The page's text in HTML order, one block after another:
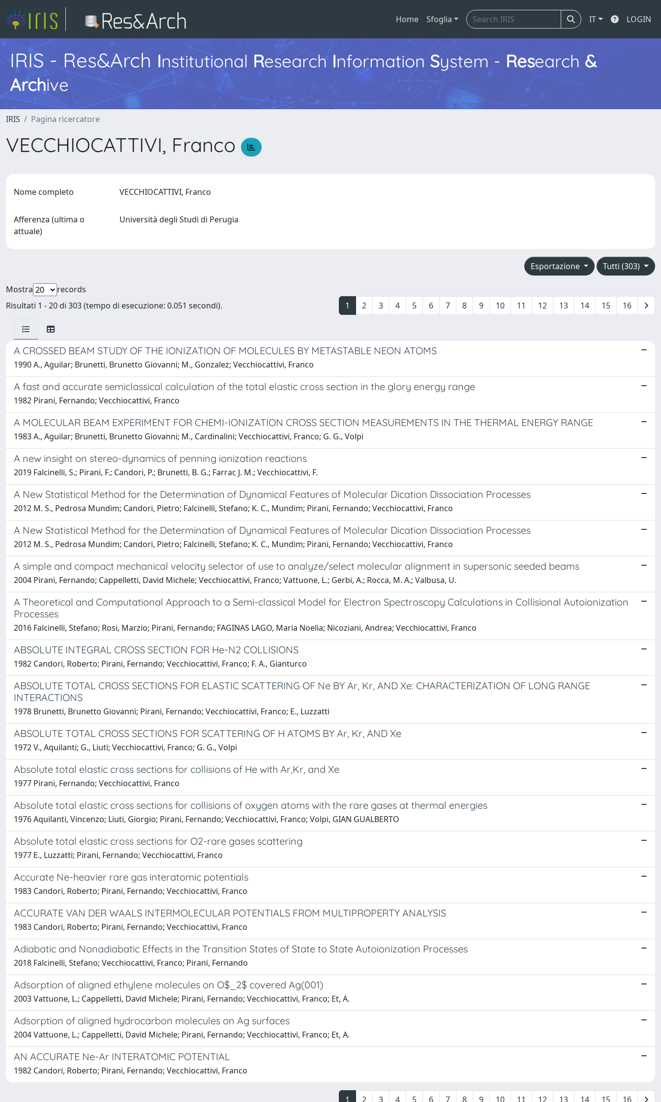
Home Sfoglia IT LOGIN
IRIS - Res&Arch Institutional Research Information System - Research &
Archive
IRIS Pagina ricercatore
VECCHIOCATTIVI, Franco
Nome completo VECCHIOCATTIVI, Franco
Afferenza (ultima o
attuale)
Università degli Studi di Perugia
Tutti (303)
Esportazione
Mostra
records
Risultati 1 - 20 di 303 (tempo di esecuzione: 0.051 secondi).
1 2 3 4 5 6 7 8 9 10 11 12 13 14 15 16
A CROSSED BEAM STUDY OF THE IONIZATION OF MOLECULES BY METASTABLE NEON ATOMS
1990 A., Aguilar; Brunetti, Brunetto Giovanni; M., Gonzalez; Vecchiocattivi, Franco
A fast and accurate semiclassical calculation of the total elastic cross section in the glory energy range
1982 Pirani, Fernando; Vecchiocattivi, Franco
A MOLECULAR BEAM EXPERIMENT FOR CHEMI-IONIZATION CROSS SECTION MEASUREMENTS IN THE THERMAL ENERGY RANGE
1983 A., Aguilar; Brunetti, Brunetto Giovanni; M., Cardinalini; Vecchiocattivi, Franco; G. G., Volpi
A new insight on stereo-dynamics of penning ionization reactions
2019 Falcinelli, S.; Pirani, F.; Candori, P.; Brunetti, B. G.; Farrar, J. M.; Vecchiocattivi, F.
A New Statistical Method for the Determination of Dynamical Features of Molecular Dication Dissociation Processes
2012 M. S., Pedrosa Mundim; Candori, Pietro; Falcinelli, Stefano; K. C., Mundim; Pirani, Fernando; Vecchiocattivi, Franco
A New Statistical Method for the Determination of Dynamical Features of Molecular Dication Dissociation Processes
2012 M. S., Pedrosa Mundim; Candori, Pietro; Falcinelli, Stefano; K. C., Mundim; Pirani, Fernando; Vecchiocattivi, Franco
A simple and compact mechanical velocity selector of use to analyze/select molecular alignment in supersonic seeded beams
2004 Pirani, Fernando; Cappelletti, David Michele; Vecchiocattivi, Franco; Vattuone, L.; Gerbi, A.; Rocca, M. A.; Valbusa, U.
A Theoretical and Computational Approach to a Semi-classical Model for Electron Spectroscopy Calculations in Collisional Autoionization
Processes
2016 Falcinelli, Stefano; Rosi, Marzio; Pirani, Fernando; FAGINAS LAGO, Maria Noelia; Nicoziani, Andrea; Vecchiocattivi, Franco
ABSOLUTE INTEGRAL CROSS SECTION FOR He-N2 COLLISIONS
1982 Candori, Roberto; Pirani, Fernando; Vecchiocattivi, Franco; F. A., Gianturco
ABSOLUTE TOTAL CROSS SECTIONS FOR ELASTIC SCATTERING OF Ne BY Ar, Kr, AND Xe: CHARACTERIZATION OF LONG RANGE
INTERACTIONS
1978 Brunetti, Brunetto Giovanni; Pirani, Fernando; Vecchiocattivi, Franco; E., Luzzatti
ABSOLUTE TOTAL CROSS SECTIONS FOR SCATTERING OF H ATOMS BY Ar, Kr, AND Xe
1972 V., Aquilanti; G., Liuti; Vecchiocattivi, Franco; G. G., Volpi
Absolute total elastic cross sections for collisions of He with Ar,Kr, and Xe
1977 Pirani, Fernando; Vecchiocattivi, Franco
Absolute total elastic cross sections for collisions of oxygen atoms with the rare gases at thermal energies
1976 Aquilanti, Vincenzo; Liuti, Giorgio; Pirani, Fernando; Vecchiocattivi, Franco; Volpi, GIAN GUALBERTO
Absolute total elastic cross sections for O2-rare gases scattering
1977 E., Luzzatti; Pirani, Fernando; Vecchiocattivi, Franco
Accurate Ne-heavier rare gas interatomic potentials
1983 Candori, Roberto; Pirani, Fernando; Vecchiocattivi, Franco
ACCURATE VAN DER WAALS INTERMOLECULAR POTENTIALS FROM MULTIPROPERTY ANALYSIS
1983 Candori, Roberto; Pirani, Fernando; Vecchiocattivi, Franco
Adiabatic and Nonadiabatic Effects in the Transition States of State to State Autoionization Processes
2018 Falcinelli, Stefano; Vecchiocattivi, Franco; Pirani, Fernando
Adsorption of aligned ethylene molecules on O$_2$ covered Ag(001)
2003 Vattuone, L.; Cappelletti, David Michele; Pirani, Fernando; Vecchiocattivi, Franco; Et, A.
Adsorption of aligned hydrocarbon molecules on Ag surfaces
2004 Vattuone, L.; Cappelletti, David Michele; Pirani, Fernando; Vecchiocattivi, Franco; Et, A.
AN ACCURATE Ne-Ar INTERATOMIC POTENTIAL
1982 Candori, Roberto; Pirani, Fernando; Vecchiocattivi, Franco
1 2 3 4 5 6 7 8 9 10 11 12 13 14 15 16